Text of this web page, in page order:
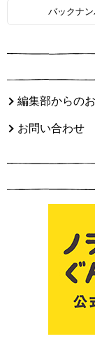
バックナン
編集部からの
お問い合わせ